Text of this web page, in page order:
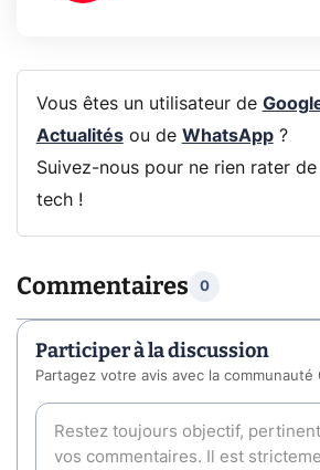
Vous êtes un utilisateur de
Actualitésou de WhatsApp?
Suivez-nous pour ne rien rater
tech !
Commentaires 0
Participer à la discussion
Partagez votre avis avec la communauté